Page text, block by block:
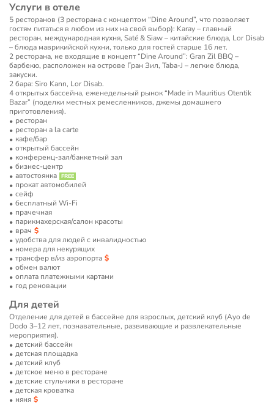
Услуги в отеле
5 ресторанов (3 ресторана с концептом “Dine Around”, что позволяет
гостям питаться в любом из них на свой выбор): Karay – главный
ресторан, международная кухня, Saté & Siaw – китайские блюда, Lor Disab
– блюда маврикийской кухни, только для гостей старше 16 лет.
2 ресторана, не входящие в концепт “Dine Around”: Gran Zil BBQ –
барбекю, расположен на острове Гран Зил, Taba-J – легкие блюда,
закуски.
2 бара: Siro Kann, Lor Disab.
4 открытых бассейна, еженедельный рынок “Made in Mauritius Otentik
Bazar” (поделки местных ремесленников, джемы домашнего
приготовления).
ресторан
ресторан a la carte
кафе/бар
открытый бассейн
конференц-зал/банкетный зал
бизнес-центр
автостоянка
прокат автомобилей
сейф
бесплатный Wi-Fi
прачечная
парикмахерская/салон красоты
врач
удобства для людей с инвалидностью
номера для некурящих
трансфер в/из аэропорта
обмен валют
оплата платежными картами
год реновации
Для детей
Отделение для детей в бассейне для взрослых, детский клуб (Ayo de
Dodo 3–12 лет, познавательные, развивающие и развлекательные
мероприятия).
детский бассейн
детская площадка
детский клуб
детское меню в ресторане
детские стульчики в ресторане
детская кроватка
няня